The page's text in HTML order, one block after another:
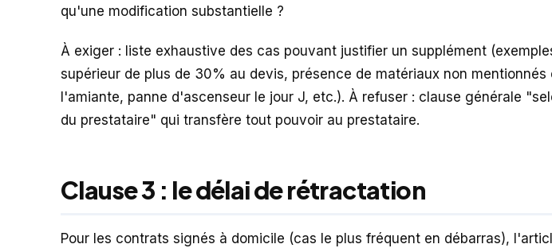
qu'une modification substantielle ?
À exiger : liste exhaustive des cas pouvant justifier un supplément
supérieur de plus de 30% au devis, présence de matériaux non mentionnés
l'amiante, panne d'ascenseur le jour J, etc.). À refuser : clause générale
du prestataire" qui transfère tout pouvoir au prestataire.
Clause 3 : le délai de rétractation
Pour les contrats signés à domicile (cas le plus fréquent en débarras),